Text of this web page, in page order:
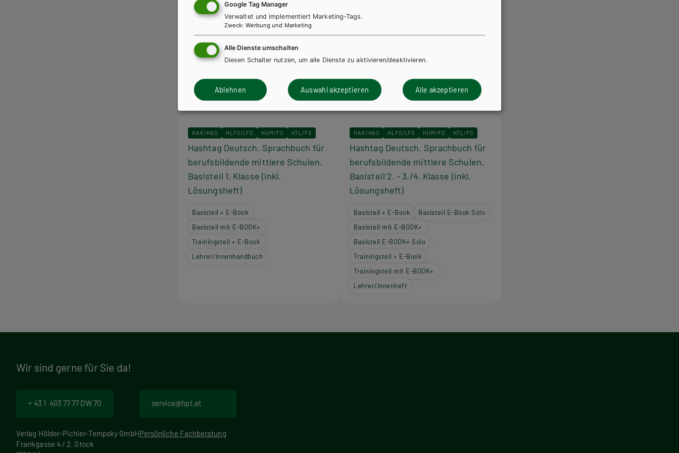
HAK/HAS HLFS/LFS HUM/FS HTL/FS
Hashtag Deutsch. Sprachbuch für
berufsbildende mittlere Schulen.
Basisteil 1. Klasse (inkl.
Lösungsheft)
Basisteil + E-Book
Basisteil mit E-BOOK+
Trainingsteil + E-Book
Lehrer/innenhandbuch
HAK/HAS HLFS/LFS HUM/FS HTL/FS
Hashtag Deutsch. Sprachbuch für
berufsbildende mittlere Schulen.
Basisteil 2. - 3./4. Klasse (inkl.
Lösungsheft)
Basisteil + E-Book
Basisteil E-Book Solo
Basisteil mit E-BOOK+
Basisteil E-BOOK+ Solo
Trainingsteil + E-Book
Trainingsteil mit E-BOOK+
Lehrer/innenheft
Wir sind gerne für Sie da!
+ 43 1 403 77 77 DW 70
Verlag Hölder-Pichler-Tempsky GmbH
Frankgasse 4 / 2. Stock
service@hpt.at
Persönliche Fachberatung
Google Tag Manager
Verwaltet und implementiert Marketing-Tags.
Zweck: Werbung und Marketing
Alle Dienste umschalten
Diesen Schalter nutzen, um alle Dienste zu aktivieren/deaktivieren.
Ablehnen Auswahl akzeptieren Alle akzeptieren